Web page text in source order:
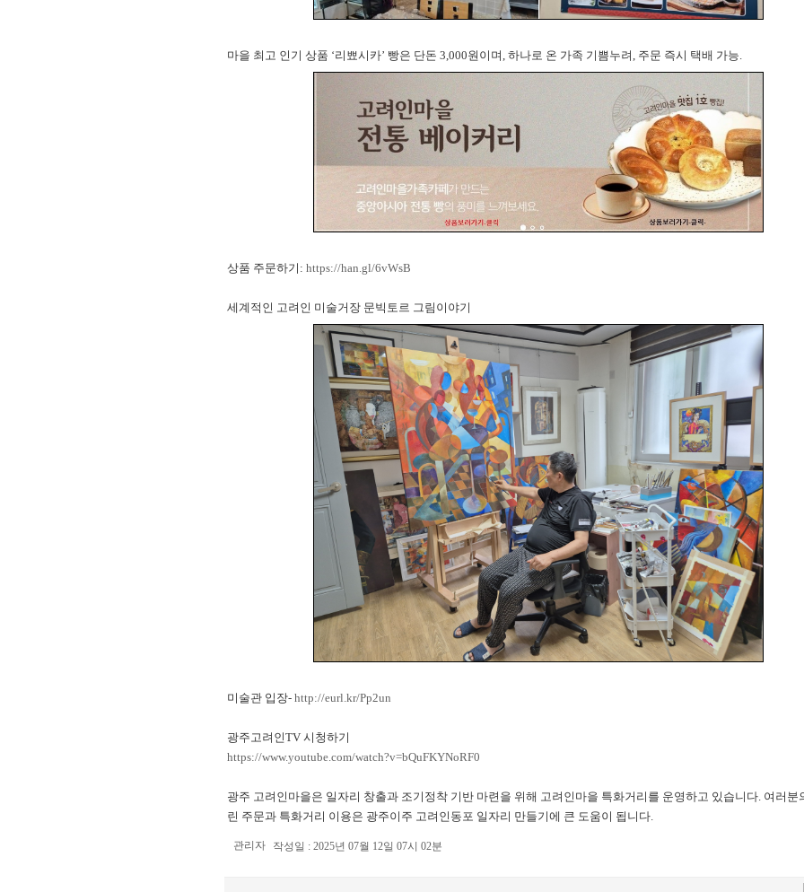
마을 최고 인기 상품 ‘리뾰시카’ 빵은 단돈 3,000원이며, 하나로 온 가족 기쁨누려, 주문 즉시 택배 가능.
상품 주문하기: https://han.gl/6vWsB
세계적인 고려인 미술거장 문빅토르 그림이야기
미술관 입장- http://eurl.kr/Pp2un
광주고려인TV 시청하기
https://www.youtube.com/watch?v=bQuFKYNoRF0
광주 고려인마을은 일자리 창출과 조기정착 기반 마련을 위해 고려인마을 특화거리를 운영하고 있습니다. 여러분
린 주문과 특화거리 이용은 광주이주 고려인동포 일자리 만들기에 큰 도움이 됩니다.
관리자 작성일 : 2025년 07월 12일 07시 02분